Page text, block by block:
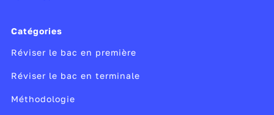
Catégories
Réviser le bac en première
Réviser le bac en terminale
Méthodologie